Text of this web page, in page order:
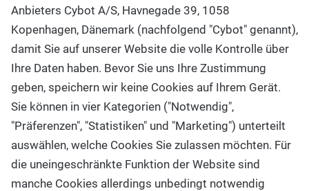
Anbieters Cybot A/S, Havnegade 39, 1058
Kopenhagen, Dänemark (nachfolgend "Cybot" genannt),
damit Sie auf unserer Website die volle Kontrolle über
Ihre Daten haben. Bevor Sie uns Ihre Zustimmung
geben, speichern wir keine Cookies auf Ihrem Gerät.
Sie können in vier Kategorien ("Notwendig",
"Präferenzen", "Statistiken" und "Marketing") unterteilt
auswählen, welche Cookies Sie zulassen möchten. Für
die uneingeschränkte Funktion der Website sind
manche Cookies allerdings unbedingt notwendig